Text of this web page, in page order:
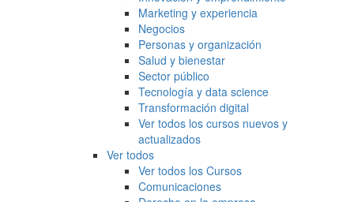
Marketing y experiencia
Negocios
Personas y organización
Salud y bienestar
Sector público
Tecnología y data science
Transformación digital
Ver todos los cursos nuevos y
actualizados
Ver todos
Ver todos los Cursos
Comunicaciones